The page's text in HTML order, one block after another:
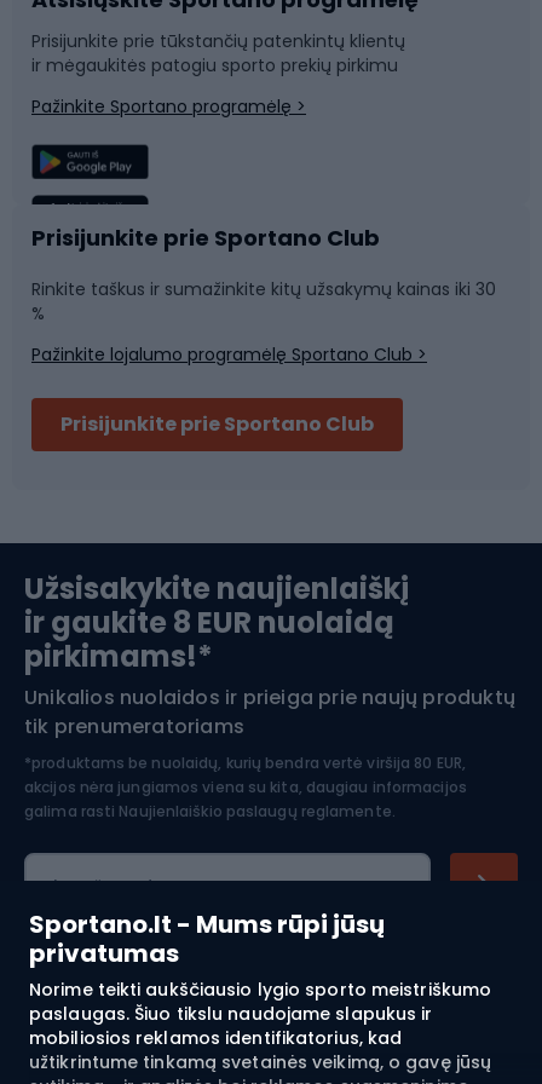
Sportano.lt - Mums rūpi jūsų
privatumas
Norime teikti aukščiausio lygio sporto meistriškumo
paslaugas. Šiuo tikslu naudojame slapukus ir
mobiliosios reklamos identifikatorius, kad
užtikrintume tinkamą svetainės veikimą, o gavę jūsų
Laipiojimas
Žvejyba
Sportinė medicina
Snieglenčių sportas
Plaukimas
Komandinis sportas
Slidinėjimas
Apranga žiemos sportui
Šiaurietiškas ėjimas
Prisijunkite prie tūkstančių patenkintų klientų
ir mėgaukitės patogiu sporto prekių pirkimu
Pažinkite Sportano programėlę >
Prisijunkite prie Sportano Club
Rinkite taškus ir sumažinkite kitų užsakymų kainas iki 30
%
Pažinkite lojalumo programėlę Sportano Club >
Prisijunkite prie Sportano Club
Užsisakykite naujienlaiškį
ir gaukite 8 EUR nuolaidą
pirkimams!*
Unikalios nuolaidos ir prieiga prie naujų produktų
tik prenumeratoriams
*produktams be nuolaidų, kurių bendra vertė viršija 80 EUR,
akcijos nėra jungiamos viena su kita, daugiau informacijos
galima rasti Naujienlaiškio paslaugų reglamente.
El. pašto adresas
Pirkimas
Klientų aptarnavimas